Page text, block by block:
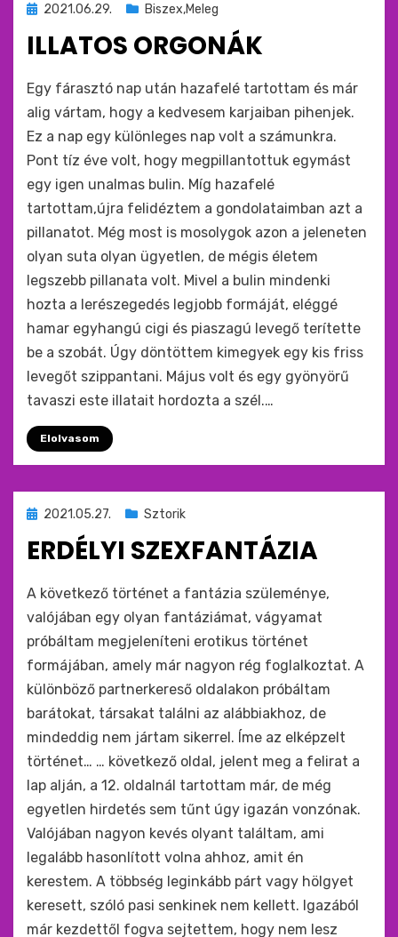
Beküldve
2021.06.29. Biszex,Meleg
ILLATOS ORGONÁK
bymonkey
Egy fárasztó nap után hazafelé tartottam és már
alig vártam, hogy a kedvesem karjaiban pihenjek.
Ez a nap egy különleges nap volt a számunkra.
Pont tíz éve volt, hogy megpillantottuk egymást
egy igen unalmas bulin. Míg hazafelé
tartottam,újra felidéztem a gondolataimban azt a
pillanatot. Még most is mosolygok azon a jeleneten
olyan suta olyan ügyetlen, de mégis életem
legszebb pillanata volt. Mivel a bulin mindenki
hozta a lerészegedés legjobb formáját, eléggé
hamar egyhangú cigi és piaszagú levegő terítette
be a szobát. Úgy döntöttem kimegyek egy kis friss
levegőt szippantani. Május volt és egy gyönyörű
tavaszi este illatait hordozta a szél.…
Elolvasom
Beküldve
2021.05.27. Sztorik
ERDÉLYI SZEXFANTÁZIA
by monkey
A következő történet a fantázia szüleménye,
valójában egy olyan fantáziámat, vágyamat
próbáltam megjeleníteni erotikus történet
formájában, amely már nagyon rég foglalkoztat. A
különböző partnerkereső oldalakon próbáltam
barátokat, társakat találni az alábbiakhoz, de
mindeddig nem jártam sikerrel. Íme az elképzelt
történet… … következő oldal, jelent meg a felirat a
lap alján, a 12. oldalnál tartottam már, de még
egyetlen hirdetés sem tűnt úgy igazán vonzónak.
Valójában nagyon kevés olyant találtam, ami
legalább hasonlított volna ahhoz, amit én
kerestem. A többség leginkább párt vagy hölgyet
keresett, szóló pasi senkinek nem kellett. Igazából
már kezdettől fogva sejtettem, hogy nem lesz